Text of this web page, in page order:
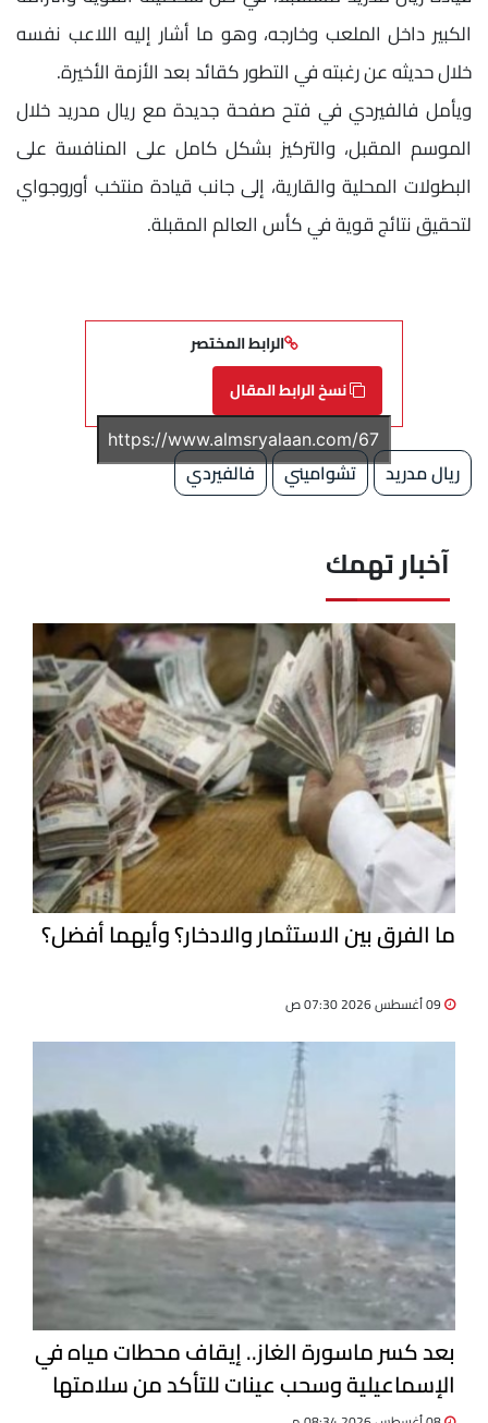
الكبير داخل الملعب وخارجه، وهو ما أشار إليه اللاعب نفسه
خلال حديثه عن رغبته في التطور كقائد بعد الأزمة الأخيرة.
ويأمل فالفيردي في فتح صفحة جديدة مع ريال مدريد خلال
الموسم المقبل، والتركيز بشكل كامل على المنافسة على
البطولات المحلية والقارية، إلى جانب قيادة منتخب أوروجواي
لتحقيق نتائج قوية في كأس العالم المقبلة.
الرابط المختصر
نسخ الرابط المقال
ريال مدريد تشواميني فالفيردي
آخبار تهمك
ما الفرق بين الاستثمار والادخار؟ وأيهما أفضل؟
بعد كسر ماسورة الغاز.. إيقاف محطات مياه في
الإسماعيلية وسحب عينات للتأكد من سلامتها